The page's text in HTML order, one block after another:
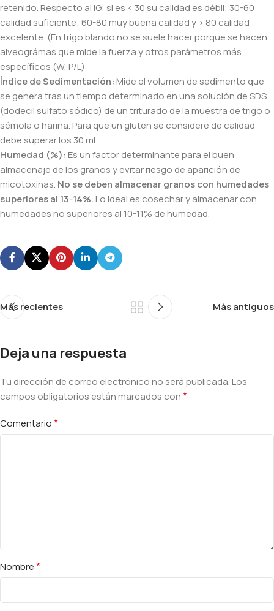
retenido. Respecto al IG; si es < 30 su calidad es débil; 30-60
calidad suficiente; 60-80 muy buena calidad y > 80 calidad
excelente. (En trigo blando no se suele hacer porque se hacen
alveográmas que mide la fuerza y otros parámetros más
específicos (W, P/L)
Índice de Sedimentación:Mide el volumen de sedimento que
se genera tras un tiempo determinado en una solución de SDS
(dodecil sulfato sódico) de un triturado de la muestra de trigo o
sémola o harina. Para que un gluten se considere de calidad
debe superar los 30 ml.
Humedad (%):Es un factor determinante para el buen
almacenaje de los granos y evitar riesgo de aparición de
micotoxinas. No se deben almacenar granos con humedades
superiores al 13-14%.Lo ideal es cosechar y almacenar con
humedades no superiores al 10-11% de humedad.
Más recientes Más antiguos
Deja una respuesta
Tu dirección de correo electrónico no será publicada.Los
campos obligatorios están marcados con*
Comentario*
Nombre*
Alternative: